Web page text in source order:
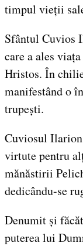
timpul vieții
Sfântul Cuvios
care a ales
Hristos. În
manifestând o
trupești.
Cuviosul
virtute pentru
mănăstirii
dedicându-se
Denumit și
puterea lui